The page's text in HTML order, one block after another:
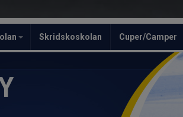
Skridskoskolan Cuper/Camper